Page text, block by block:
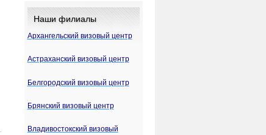
Наши филиалы
Архангельский визовый центр
Астраханский визовый центр
Белгородский визовый центр
Брянский визовый центр
Владивостокский визовый